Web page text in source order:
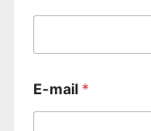
E-mail *